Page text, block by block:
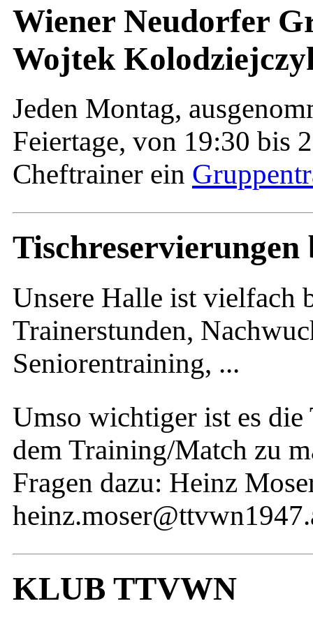
Wiener Neudorfer
Wojtek
Jeden Montag,
Feiertage, von 19:30 bis
Cheftrainer ein
Tischreservierungen
Unsere Halle ist vielfach
Trainerstunden,
Seniorentraining, ...
Umso wichtiger ist es
dem Training/Match zu
Fragen dazu: Heinz
KLUB TTVWN